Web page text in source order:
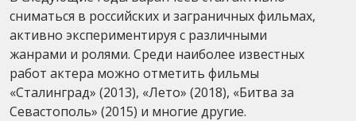
сниматься в российских и заграничных фильмах,
активно экспериментируя с различными
жанрами и ролями. Среди наиболее известных
работ актера можно отметить фильмы
«Сталинград» (2013), «Лето» (2018), «Битва за
Севастополь» (2015) и многие другие.